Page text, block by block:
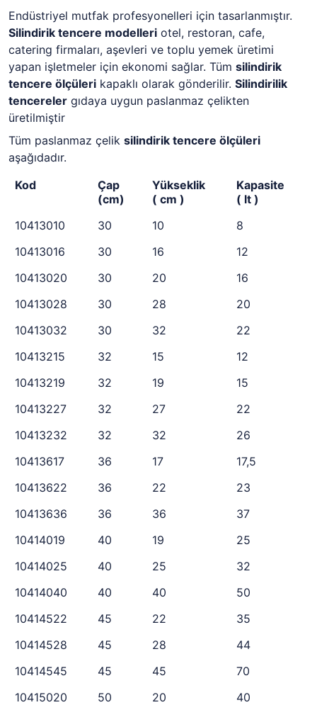
Endüstriyel mutfak profesyonelleri için tasarlanmıştır.
Silindirik tencere modelleri otel, restoran, cafe,
catering firmaları, aşevleri ve toplu yemek üretimi
yapan işletmeler için ekonomi sağlar. Tüm silindirik
tencere ölçüleri kapaklı olarak gönderilir. Silindirilik
tencereler gıdaya uygun paslanmaz çelikten
üretilmiştir
Tüm paslanmaz çelik silindirik tencere ölçüleri
aşağıdadır.
Kod
Çap
(cm)
Yükseklik
( cm )
Kapasite
( lt )
10413010
30 10
8
10413016
30 16
12
10413020
30 20
16
10413028
30 28
20
10413032
30 32
22
10413215
32 15
12
10413219
32 19
15
10413227
32 27
22
10413232
32 32
26
10413617
36 17
17,5
10413622
36 22
23
10413636
36 36
37
10414019
40 19
25
10414025
40 25
32
10414040
40 40
50
10414522
45 22
35
10414528
45 28
44
10414545
45 45
70
10415020
50 20
40